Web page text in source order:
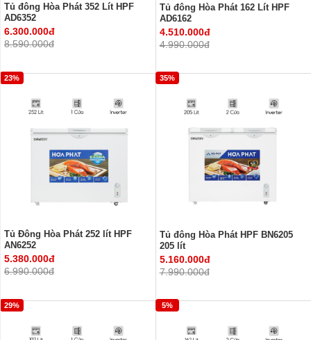
Tủ đông Hòa Phát 352 Lít HPF
AD6352
6.300.000đ
8.590.000đ
Tủ đông Hòa Phát 162 Lít HPF
AD6162
4.510.000đ
4.990.000đ
23%
Tủ Đông Hòa Phát 252 lít HPF
AN6252
5.380.000đ
6.990.000đ
35%
Tủ đông Hòa Phát HPF BN6205
205 lít
5.160.000đ
7.990.000đ
29% 5%